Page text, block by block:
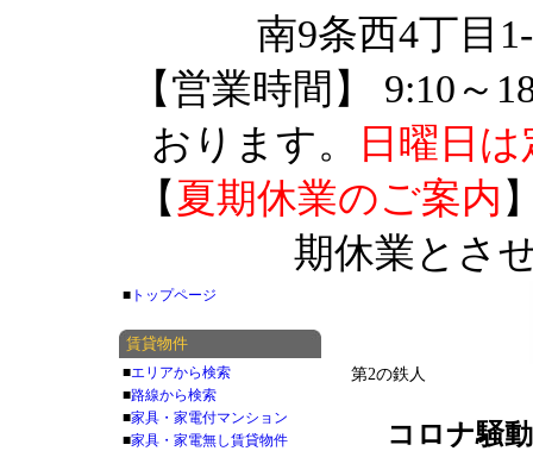
南9条西4丁目
【営業時間】 9:10～
おります。
日曜日
【 夏期休業のご案内
期休業とさ
第2の鉄人
コロナ騒
■ トップページ
賃貸物件
■エリアから検索
■路線から検索
■家具・家電付マンション
■家具・家電無し賃貸物件